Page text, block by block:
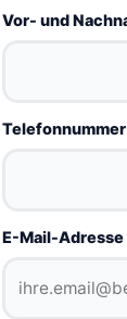
Vor- und
E-Mail-